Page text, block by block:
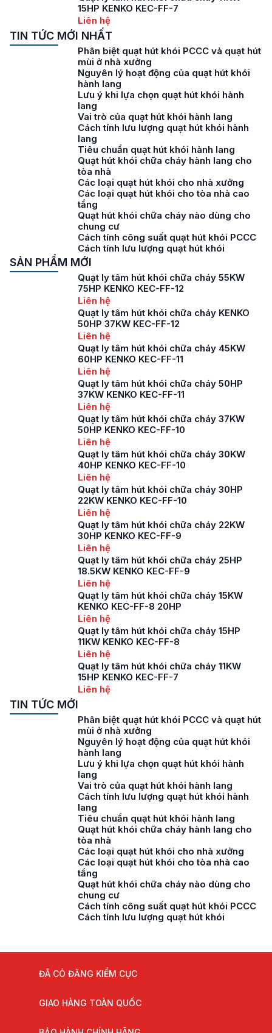
15HP KENKO KEC-FF-7
Liên hệ
TIN TỨC MỚI NHẤT
Phân biệt quạt hút khói PCCC và quạt hút
mùi ở nhà xưởng
Nguyên lý hoạt động của quạt hút khói
hành lang
Lưu ý khi lựa chọn quạt hút khói hành
lang
Vai trò của quạt hút khói hành lang
Cách tính lưu lượng quạt hút khói hành
lang
Tiêu chuẩn quạt hút khói hành lang
Quạt hút khói chữa cháy hành lang cho
tòa nhà
Các loại quạt hút khói cho nhà xưởng
Các loại quạt hút khói cho tòa nhà cao
tầng
Quạt hút khói chữa cháy nào dùng cho
chung cư
Cách tính công suất quạt hút khói PCCC
Cách tính lưu lượng quạt hút khói
SẢN PHẨM MỚI
Quạt ly tâm hút khói chữa cháy 55KW
75HP KENKO KEC-FF-12
Liên hệ
Quạt ly tâm hút khói chữa cháy KENKO
50HP 37KW KEC-FF-12
Liên hệ
Quạt ly tâm hút khói chữa cháy 45KW
60HP KENKO KEC-FF-11
Liên hệ
Quạt ly tâm hút khói chữa cháy 50HP
37KW KENKO KEC-FF-11
Liên hệ
Quạt ly tâm hút khói chữa cháy 37KW
50HP KENKO KEC-FF-10
Liên hệ
Quạt ly tâm hút khói chữa cháy 30KW
40HP KENKO KEC-FF-10
Liên hệ
Quạt ly tâm hút khói chữa cháy 30HP
22KW KENKO KEC-FF-10
Liên hệ
Quạt ly tâm hút khói chữa cháy 22KW
30HP KENKO KEC-FF-9
Liên hệ
Quạt ly tâm hút khói chữa cháy 25HP
18.5KW KENKO KEC-FF-9
Liên hệ
Quạt ly tâm hút khói chữa cháy 15KW
KENKO KEC-FF-8 20HP
Liên hệ
Quạt ly tâm hút khói chữa cháy 15HP
11KW KENKO KEC-FF-8
Liên hệ
Quạt ly tâm hút khói chữa cháy 11KW
15HP KENKO KEC-FF-7
Liên hệ
TIN TỨC MỚI
Phân biệt quạt hút khói PCCC và quạt hút
mùi ở nhà xưởng
Nguyên lý hoạt động của quạt hút khói
hành lang
Lưu ý khi lựa chọn quạt hút khói hành
lang
Vai trò của quạt hút khói hành lang
Cách tính lưu lượng quạt hút khói hành
lang
Tiêu chuẩn quạt hút khói hành lang
Quạt hút khói chữa cháy hành lang cho
tòa nhà
Các loại quạt hút khói cho nhà xưởng
Các loại quạt hút khói cho tòa nhà cao
tầng
Quạt hút khói chữa cháy nào dùng cho
chung cư
Cách tính công suất quạt hút khói PCCC
Cách tính lưu lượng quạt hút khói
ĐÃ CÓ ĐĂNG KIỂM CỤC
GIAO HÀNG TOÀN QUỐC